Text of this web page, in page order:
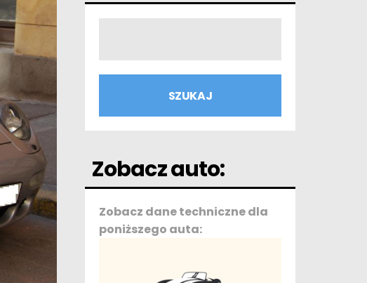
Zobacz auto:
Zobacz dane techniczne dla
poniższego auta: